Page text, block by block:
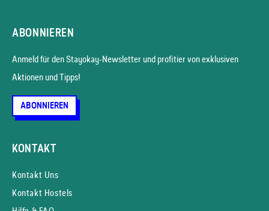
ABONNIEREN
Anmeld für den Stayokay-News­letter und profitier von exklusiven
Aktionen und Tipps!
ABONNIEREN
KONTAKT
Kontakt Uns
Kontakt Hostels